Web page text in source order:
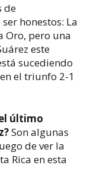
de
honestos: La
Oro, pero una
este
sucediendo
el triunfo 2-1
último
Son algunas
de ver la
Rica en esta